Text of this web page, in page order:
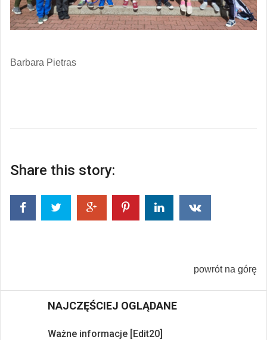
Barbara Pietras
Share this story:
powrót na górę
NAJCZĘŚCIEJ OGLĄDANE
Ważne informacje [Edit20]